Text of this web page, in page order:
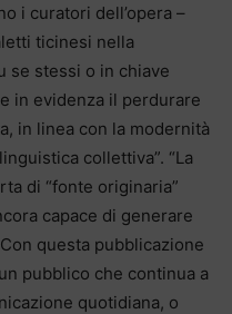
i curatori dell’opera –
ticinesi nella
se stessi o in chiave
in evidenza il perdurare
in linea con la modernità
collettiva”. “La
di “fonte originaria”
capace di generare
questa pubblicazione
pubblico che continua a
quotidiana, o